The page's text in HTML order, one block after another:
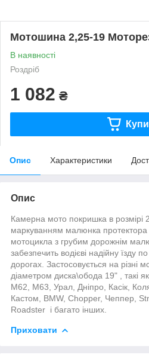
Мотошина 2,25-19
В наявності
Роздріб
1 082 ₴
Опис Характеристики
Опис
Камерна мото покришка в розмірі
маркуванням малюнка
мотоцикла з грубим дорожнім
забезпечить водієві надійну їзду
дорогах. Застосовується на різні
діаметром диска\обода 19" ,
М62, М63, Урал, Дніпро, Касік,
Кастом, BMW, Chopper, Чеппер,
Roadster і багато інших.
Приховати